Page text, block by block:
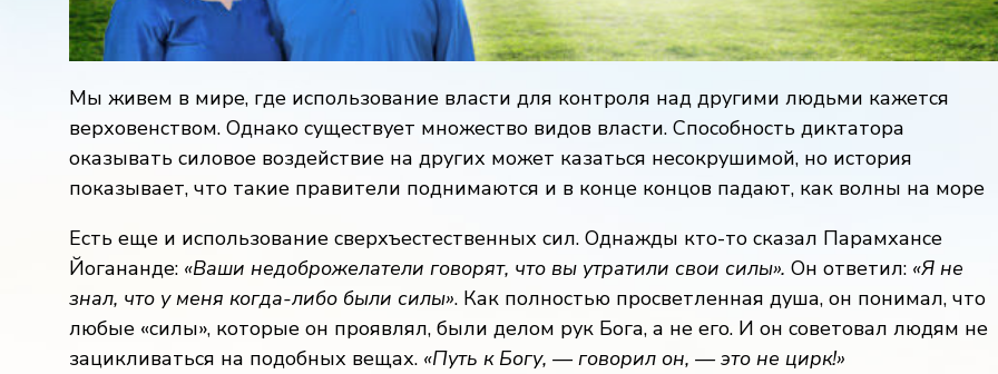
Мы живем в мире, где использование власти для контроля над другими людьми кажется
верховенством. Однако существует множество видов власти. Способность диктатора
оказывать силовое воздействие на других может казаться несокрушимой, но история
показывает, что такие правители поднимаются и в конце концов падают, как волны на море
Есть еще и использование сверхъестественных сил. Однажды кто-то сказал Парамхансе
Йогананде: «Ваши недоброжелатели говорят, что вы утратили свои силы». Он ответил: «Я не
знал, что у меня когда-либо были силы». Как полностью просветленная душа, он понимал, что
любые «силы», которые он проявлял, были делом рук Бога, а не его. И он советовал людям не
зацикливаться на подобных вещах. «Путь к Богу, — говорил он, — это не цирк!»